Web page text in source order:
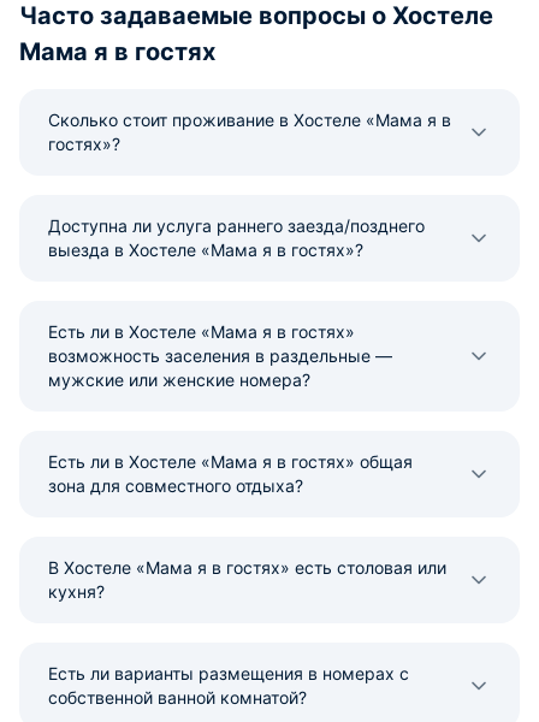
Часто задаваемые вопросы о Хостеле
Мама я в гостях
Сколько стоит проживание в Хостеле «Мама я в
гостях»?
Доступна ли услуга раннего заезда/позднего
выезда в Хостеле «Мама я в гостях»?
Есть ли в Хостеле «Мама я в гостях»
возможность заселения в раздельные —
мужские или женские номера?
Есть ли в Хостеле «Мама я в гостях» общая
зона для совместного отдыха?
В Хостеле «Мама я в гостях» есть столовая или
кухня?
Есть ли варианты размещения в номерах с
собственной ванной комнатой?